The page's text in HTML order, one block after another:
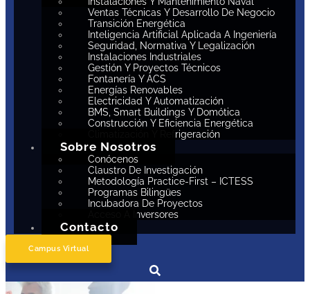
Ventas Técnicas Y Desarrollo De Negocio
Transición Energética
Inteligencia Artificial Aplicada A Ingeniería
Seguridad, Normativa Y Legalización
Instalaciones Industriales
Gestión Y Proyectos Técnicos
Fontanería Y ACS
Energías Renovables
Electricidad Y Automatización
BMS, Smart Buildings Y Domótica
Construcción Y Eficiencia Energética
Climatización Y Refrigeración
Sobre Nosotros
Conócenos
Claustro De Investigación
Metodología Practice-First – ICTESS
Programas Bilingües
Incubadora De Proyectos
Acceso A Inversores
Contacto
Campus Virtual